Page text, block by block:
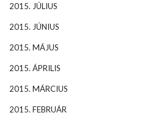
2015. JÚLIUS
2015. JÚNIUS
2015. MÁJUS
2015. ÁPRILIS
2015. MÁRCIUS
2015. FEBRUÁR